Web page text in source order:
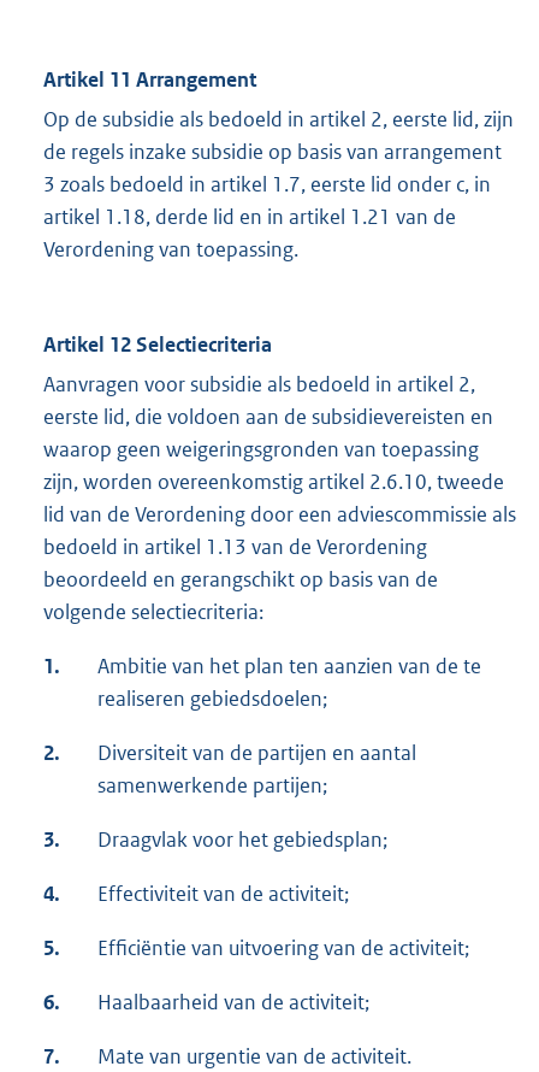
Artikel 11 Arrangement
Op de subsidie als bedoeld in artikel 2, eerste lid, zijn
de regels inzake subsidie op basis van arrangement
3 zoals bedoeld in artikel 1.7, eerste lid onder c, in
artikel 1.18, derde lid en in artikel 1.21 van de
Verordening van toepassing.
Artikel 12 Selectiecriteria
Aanvragen voor subsidie als bedoeld in artikel 2,
eerste lid, die voldoen aan de subsidievereisten en
waarop geen weigeringsgronden van toepassing
zijn, worden overeenkomstig artikel 2.6.10, tweede
lid van de Verordening door een adviescommissie als
bedoeld in artikel 1.13 van de Verordening
beoordeeld en gerangschikt op basis van de
volgende selectiecriteria:
1.
Ambitie van het plan ten aanzien van de te
realiseren gebiedsdoelen;
2.
Diversiteit van de partijen en aantal
samenwerkende partijen;
3. Draagvlak voor het gebiedsplan;
4. Effectiviteit van de activiteit;
5. Efficiëntie van uitvoering van de activiteit;
6. Haalbaarheid van de activiteit;
7. Mate van urgentie van de activiteit.